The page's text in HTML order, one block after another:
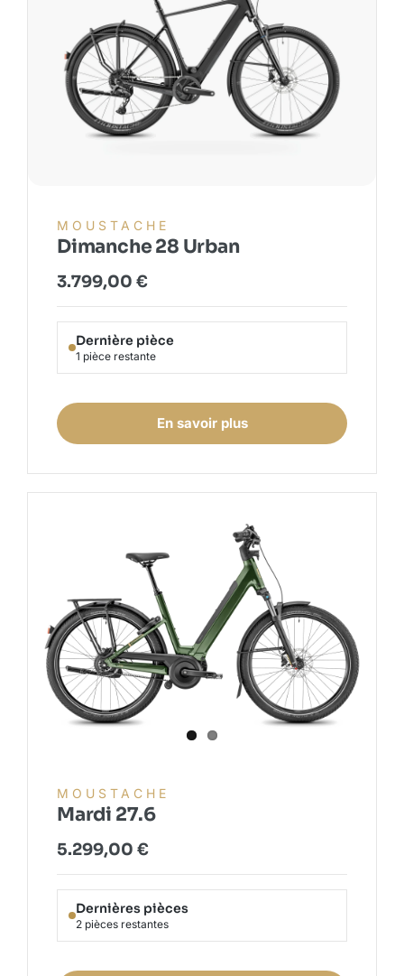
MOUSTACHE
Dimanche 28 Urban
3.799,00 €
Dernière pièce
1 pièce restante
En savoir plus
MOUSTACHE
Mardi 27.6
5.299,00 €
Dernières pièces
2 pièces restantes